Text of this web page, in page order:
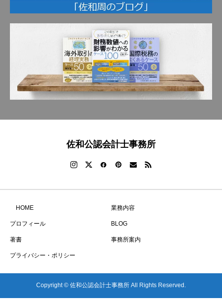
佐和公認会計士事務所
HOME 業務内容
プロフィール BLOG
著書 事務所案内
プライバシー・ポリシー
Copyright © 佐和公認会計士事務所 All Rights Reserved.